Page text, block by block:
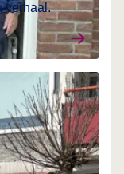
verhaal.
inwoners